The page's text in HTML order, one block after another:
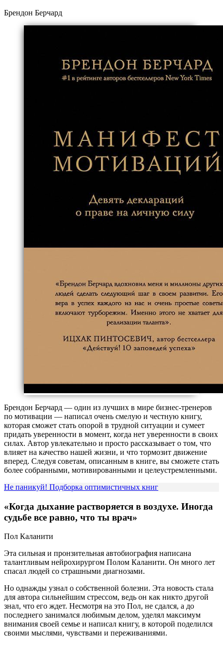
Брендон Берчард
Брендон Берчард ― один из лучших в мире бизнес-тренеров
по мотивации ― написал очень смелую и честную книгу,
которая сможет стать опорой в трудной ситуации и сумеет
придать уверенности в момент, когда нет уверенности в своих
силах. Автор увлекательно и просто рассказывает о том, что
влияет на качество нашей жизни, и что тормозит движение
вперед. Следуя советам, описанным в книге, вы сможете стать
более собранными, мотивированными и целеустремленными.
Не паникуй! Подборка оптимистичных книг
«Когда дыхание растворяется в воздухе. Иногда
судьбе все равно, что ты врач»
Пол Каланити
Эта сильная и пронзительная автобиография написана
талантливым нейрохирургом Полом Каланити. Он много лет
спасал людей со страшными диагнозами.
Но однажды узнал о собственной болезни. Эта новость стала
для автора сильнейшим стрессом, ведь он как никто другой
знал, что его ждет. Несмотря на это Пол, не сдался, а до
последнего занимался любимым делом, уделял максимум
внимания своей семье и написал книгу, в которой поделился
своими мыслями, чувствами и переживаниями.